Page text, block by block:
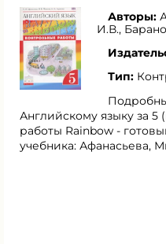
Авторы:
И.В.,
Тип:
Английскому языку за 5
работы Rainbow -
учебника: Афанасьева,